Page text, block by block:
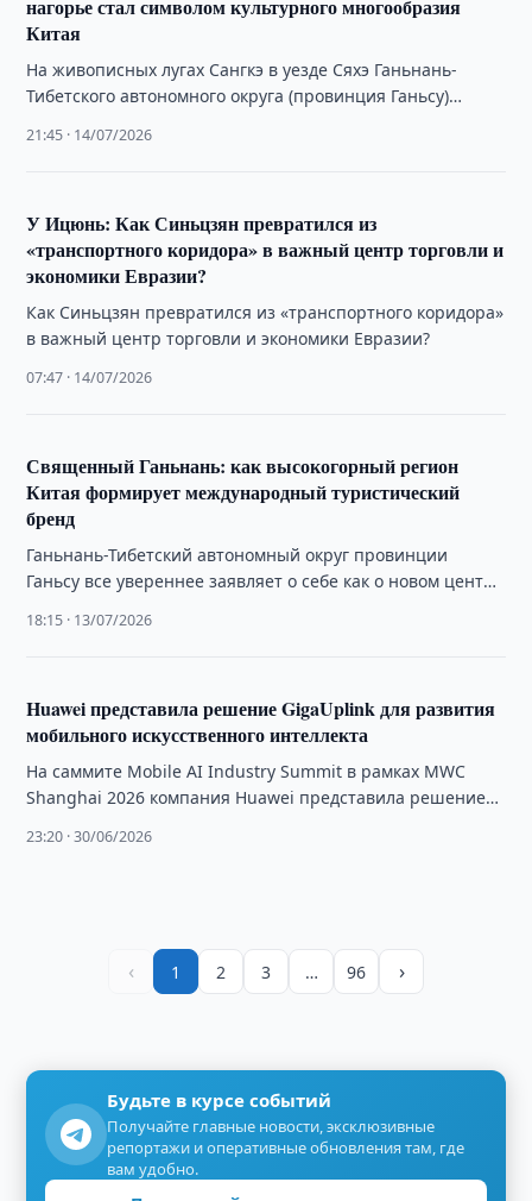
нагорье стал символом культурного многообразия
Китая
На живописных лугах Сангкэ в уезде Сяхэ Ганьнань-
Тибетского автономного округа (провинция Ганьсу)
гранатового цветка — …
21:45 · 14/07/2026
У Ицюнь: Как Синьцзян превратился из
«транспортного коридора» в важный центр торговли и
экономики Евразии?
Как Синьцзян превратился из «транспортного коридора»
в важный центр торговли и экономики Евразии?
07:47 · 14/07/2026
Священный Ганьнань: как высокогорный регион
Китая формирует международный туристический
бренд
Ганьнань-Тибетский автономный округ провинции
Ганьсу все увереннее заявляет о себе как о новом центре
Китая.
18:15 · 13/07/2026
Huawei представила решение GigaUplink для развития
мобильного искусственного интеллекта
На саммите Mobile AI Industry Summit в рамках MWC
Shanghai 2026 компания Huawei представила решение
эффективности …
23:20 · 30/06/2026
‹ 1 2 3 … 96 ›
Будьте в курсе событий
Получайте главные новости, эксклюзивные
репортажи и оперативные обновления там, где
вам удобно.